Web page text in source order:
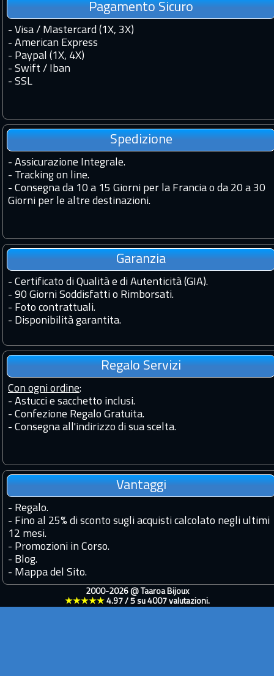
Pagamento Sicuro
- Visa / Mastercard (1X, 3X)
- American Express
- Paypal (1X, 4X)
- Swift / Iban
- SSL
Spedizione
- Assicurazione Integrale.
- Tracking on line.
- Consegna da 10 a 15 Giorni per la Francia o da 20 a 30
Giorni per le altre destinazioni.
Garanzia
- Certificato di Qualità e di Autenticità (GIA).
- 90 Giorni Soddisfatti o Rimborsati.
- Foto contrattuali.
- Disponibilità garantita.
Regalo Servizi
Con ogni ordine:
- Astucci e sacchetto inclusi.
- Confezione Regalo Gratuita.
- Consegna all'indirizzo di sua scelta.
Vantaggi
- Regalo.
- Fino al 25% di sconto sugli acquisti calcolato negli ultimi
12 mesi.
- Promozioni in Corso.
- Blog.
- Mappa del Sito.
2000-2026 @ Taaroa Bijoux
★★★★★ 4.97/ 5su 4007valutazioni.